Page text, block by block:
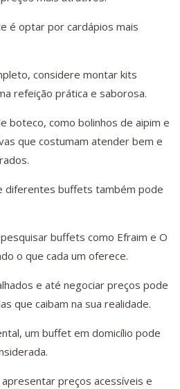
é optar por cardápios mais
considere montar kits
refeição prática e saborosa.
boteco, como bolinhos de aipim e
que costumam atender bem e
diferentes buffets também pode
buffets como Efraim e O
o que cada um oferece.
e até negociar preços pode
que caibam na sua realidade.
um buffet em domicílio pode
preços acessíveis e